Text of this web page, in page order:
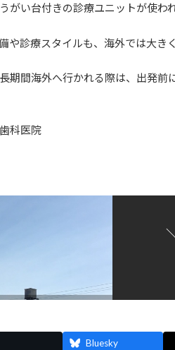
がい台付きの診療ユニットが使わ
や診療スタイルも、海外では大き
期間海外へ行かれる際は、出発前
科医院
Bluesky